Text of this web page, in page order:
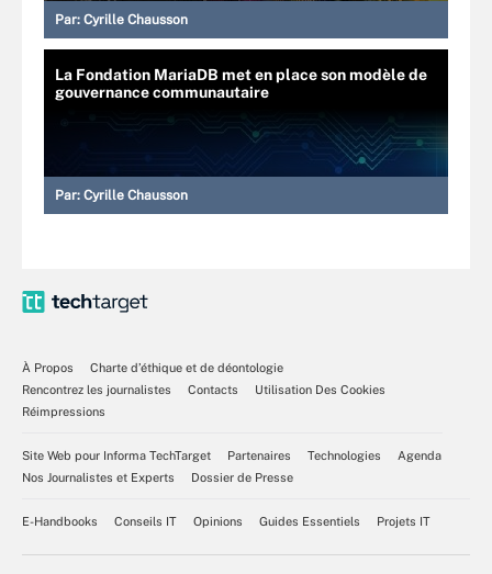
Par: Cyrille Chausson
La Fondation MariaDB met en place son modèle de
gouvernance communautaire
Par: Cyrille Chausson
À Propos
Charte d’éthique et de déontologie
Rencontrez les journalistes
Contacts
Utilisation Des Cookies
Réimpressions
Site Web pour Informa TechTarget Partenaires Technologies
Agenda
Nos Journalistes et Experts
Dossier de Presse
E-Handbooks Conseils IT Opinions Guides Essentiels Projets IT